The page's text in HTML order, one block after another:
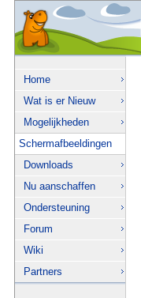
Home
Wat is er Nieuw
Mogelijkheden
Schermafbeeldingen
Downloads
Nu aanschaffen
Ondersteuning
Forum
Wiki
Partners